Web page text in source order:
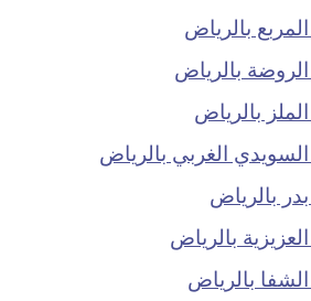
بالرياض
بالرياض
بالرياض
الغربي بالرياض
بالرياض
بالرياض
بالرياض